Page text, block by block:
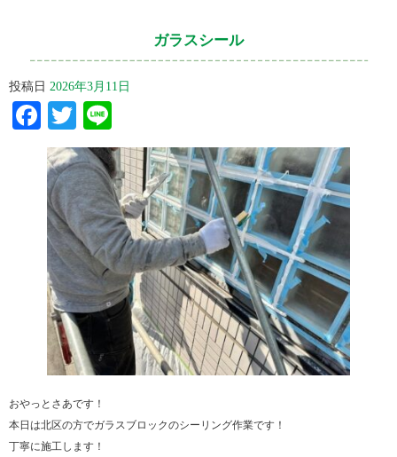
ガラスシール
投稿日 2026年3月11日
Facebook
Twitter
おやっとさあです！
本日は北区の方でガラスブロックのシーリング作業です！
丁寧に施工します！